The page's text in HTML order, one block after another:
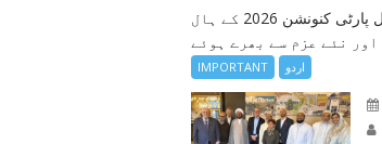
مونٹریال میں لبرل پارٹی کنونشن 2026 کے ہال
IMPORTANT اردو